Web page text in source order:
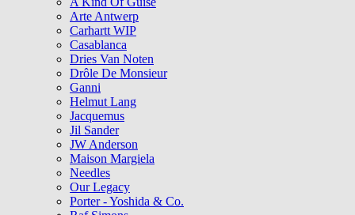
Arte Antwerp
Carhartt WIP
Casablanca
Dries Van Noten
Drôle De Monsieur
Ganni
Helmut Lang
Jacquemus
Jil Sander
JW Anderson
Maison Margiela
Needles
Our Legacy
Porter - Yoshida & Co.